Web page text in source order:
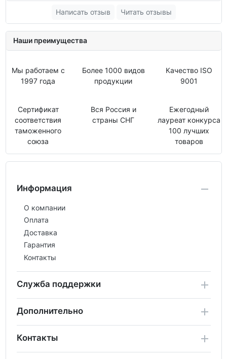
Написать отзыв
Читать отзывы
Наши преимущества
Мы работаем с
1997 года
Более 1000 видов
продукции
Качество ISO
9001
Сертификат
соответствия
таможенного
союза
Вся Россия и
страны СНГ
Ежегодный
лауреат конкурса
100 лучших
товаров
Информация
О компании
Оплата
Доставка
Гарантия
Контакты
Служба поддержки
Дополнительно
Контакты